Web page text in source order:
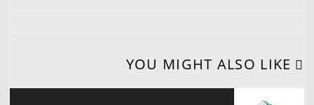
YOU MIGHT ALSO LIKE